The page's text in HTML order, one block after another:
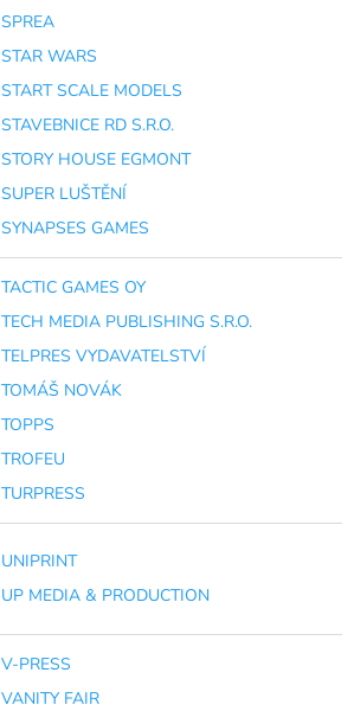
SPREA
STAR WARS
START SCALE MODELS
STAVEBNICE RD S.R.O.
STORY HOUSE EGMONT
SUPER LUŠTĚNÍ
SYNAPSES GAMES
TACTIC GAMES OY
TECH MEDIA PUBLISHING S.R.O.
TELPRES VYDAVATELSTVÍ
TOMÁŠ NOVÁK
TOPPS
TROFEU
TURPRESS
UNIPRINT
UP MEDIA & PRODUCTION
V-PRESS
VANITY FAIR